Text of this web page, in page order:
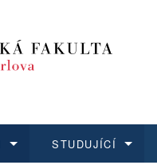
STUDUJÍCÍ